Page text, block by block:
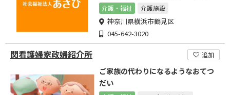
養成を行っています
介護・福祉 介護施設
神奈川県横浜市鶴見区
045-642-3020
関看護婦家政婦紹介所 追加
ご家族の代わりになるようなおてつ
だい